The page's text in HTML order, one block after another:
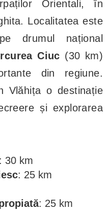
Orientali, în
Localitatea este
drumul național
Ciuc (30 km)
din regiune.
Vlăhița o destinație
și explorarea
: 30 km
: 25 km
: 25 km